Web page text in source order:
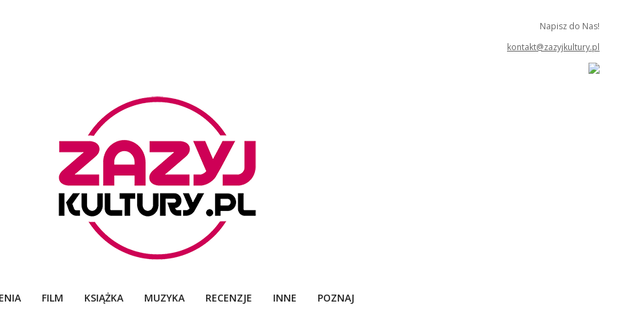
Napisz do Nas!
kontakt@zazyjkultury.pl
Primary
FILM KSIĄŻKA MUZYKA RECENZJE INNE POZNAJ